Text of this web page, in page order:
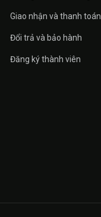
Giao nhận và thanh toán
Đổi trả và bảo hành
Đăng ký thành viên